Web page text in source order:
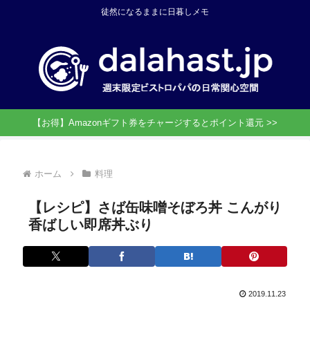
徒然になるままに日暮しメモ
【お得】Amazonギフト券をチャージするとポイント還元 >>
ホーム 料理
【レシピ】さば缶味噌そぼろ丼 こんがり
香ばしい即席丼ぶり
2019.11.23